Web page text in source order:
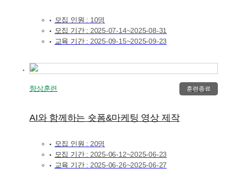
모집 인원 : 10명
모집 기간 : 2025-07-14~2025-08-31
교육 기간 : 2025-09-15~2025-09-23
향상훈련 훈련종료
AI와 함께하는 숏폼&마케팅 영상 제작
모집 인원 : 20명
모집 기간 : 2025-06-12~2025-06-23
교육 기간 : 2025-06-26~2025-06-27